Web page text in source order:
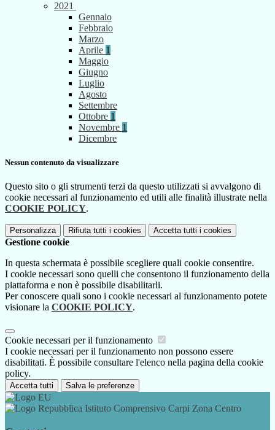
2021
Gennaio
Febbraio
Marzo
Aprile 1
Maggio
Giugno
Luglio
Agosto
Settembre
Ottobre 1
Novembre 1
Dicembre
Nessun contenuto da visualizzare
Questo sito o gli strumenti terzi da questo utilizzati si avvalgono di
cookie necessari al funzionamento ed utili alle finalità illustrate nella
COOKIE POLICY.
Personalizza Rifiuta tutti i cookies Accetta tutti i cookies
Gestione cookie
In questa schermata è possibile scegliere quali cookie consentire.
I cookie necessari sono quelli che consentono il funzionamento della
piattaforma e non è possibile disabilitarli.
Per conoscere quali sono i cookie necessari al funzionamento potete
visionare la COOKIE POLICY.
Cookie necessari per il funzionamento
I cookie necessari per il funzionamento non possono essere
disabilitati. È possibile consultare l'elenco nella pagina della cookie
policy.
Accetta tutti Salva le preferenze
Istituto Comprensivo Carpi Zona Centro